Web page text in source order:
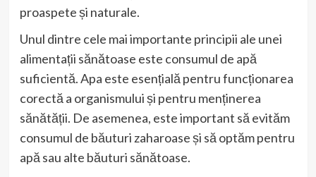
proaspete și naturale.
Unul dintre cele mai importante principii ale unei
alimentații sănătoase este consumul de apă
suficientă. Apa este esențială pentru funcționarea
corectă a organismului și pentru menținerea
sănătății. De asemenea, este important să evităm
consumul de băuturi zaharoase și să optăm pentru
apă sau alte băuturi sănătoase.